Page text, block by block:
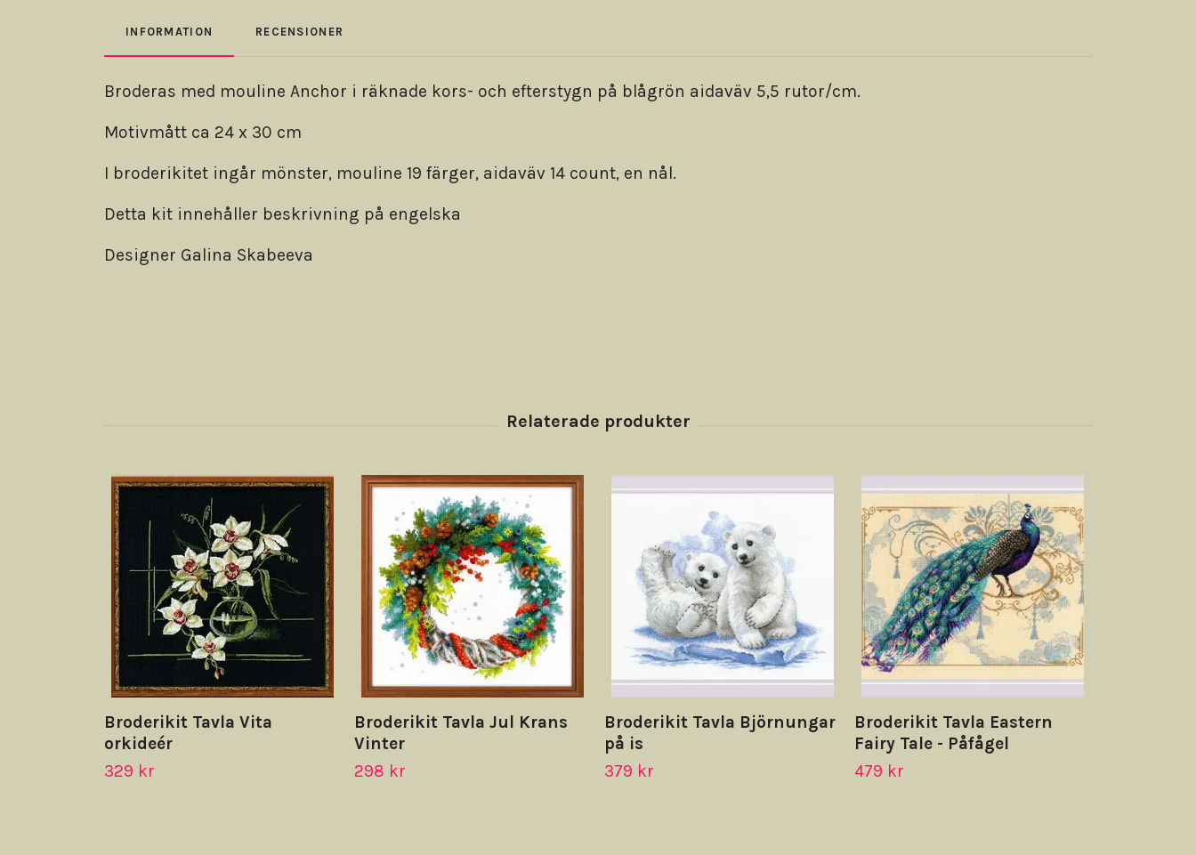
INFORMATION RECENSIONER
Broderas med mouline Anchor i räknade kors- och efterstygn på blågrön aidaväv 5,5 rutor/cm.
Motivmått ca 24 x 30 cm
I broderikitet ingår mönster, mouline 19 färger, aidaväv 14 count, en nål.
Detta kit innehåller beskrivning på engelska
Designer Galina Skabeeva
Broderikit Tavla Vita
orkideér
329 kr
Broderikit Tavla Jul Krans
Vinter
298 kr
Broderikit Tavla Björnungar
på is
379 kr
Broderikit Tavla Eastern
Fairy Tale - Påfågel
479 kr